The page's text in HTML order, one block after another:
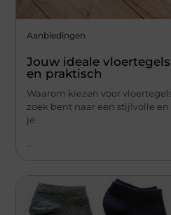
Aanbiedingen
Jouw ideale
en praktisch
Waarom kiezen voor
zoek bent naar een stijlvolle
je